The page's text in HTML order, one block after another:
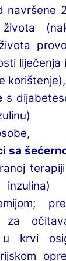
navršene
liječenja
korištenje),
s
sa
za
u krvi